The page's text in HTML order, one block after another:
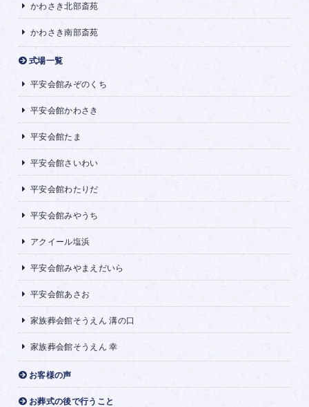
かわさき北部斎苑
かわさき南部斎苑
式場一覧
平安会館みぞのくち
平安会館かわさき
平安会館たま
平安会館さいわい
平安会館わたりだ
平安会館みやうち
アクイール塩浜
平安会館みやまえだいら
平安会館あさお
家族葬会館そうえん 溝の口
家族葬会館そうえん 幸
お客様の声
お葬式の後で行うこと